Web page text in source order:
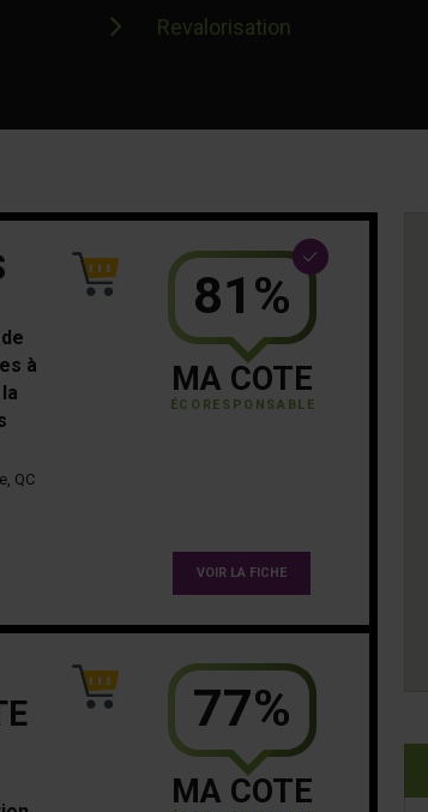
Revalorisation
à
QC
81%
MA COTE
ÉCORESPONSABLE
VOIR LA FICHE
77%
MA COTE